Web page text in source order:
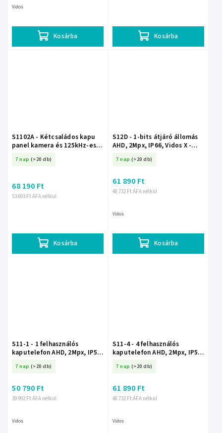
Kosárba
Vidos
Kosárba
S1102A - Kétcsaládos kapu
panel kamera és 125kHz-es
felületre szerelhető - Vidos
7 nap (>20 db)
53 693 Ft ÁFA nélkül
68 190 Ft
Kosárba
S12D - 1-bits átjáró állomás
AHD, 2Mpx, IP66, Vidos X -
7 nap (>20 db)
48 732 Ft ÁFA nélkül
61 890 Ft
Kosárba
Vidos
S11-1 - 1 felhasználós
kaputelefon AHD, 2Mpx, IP54,
7 nap (>20 db)
39 992 Ft ÁFA nélkül
50 790 Ft
Vidos
S11-4 - 4 felhasználós
kaputelefon AHD, 2Mpx, IP54,
7 nap (>20 db)
48 732 Ft ÁFA nélkül
61 890 Ft
Vidos